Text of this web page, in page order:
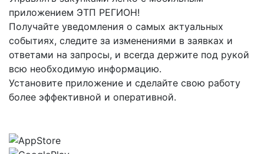
приложением ЭТП РЕГИОН!
Получайте уведомления о самых актуальных
событиях, следите за изменениями в заявках и
ответами на запросы, и всегда держите под рукой
всю необходимую информацию.
Установите приложение и сделайте свою работу
более эффективной и оперативной.